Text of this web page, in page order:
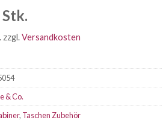
zzgl.Versandkosten
& Co.
, Taschen Zubehör